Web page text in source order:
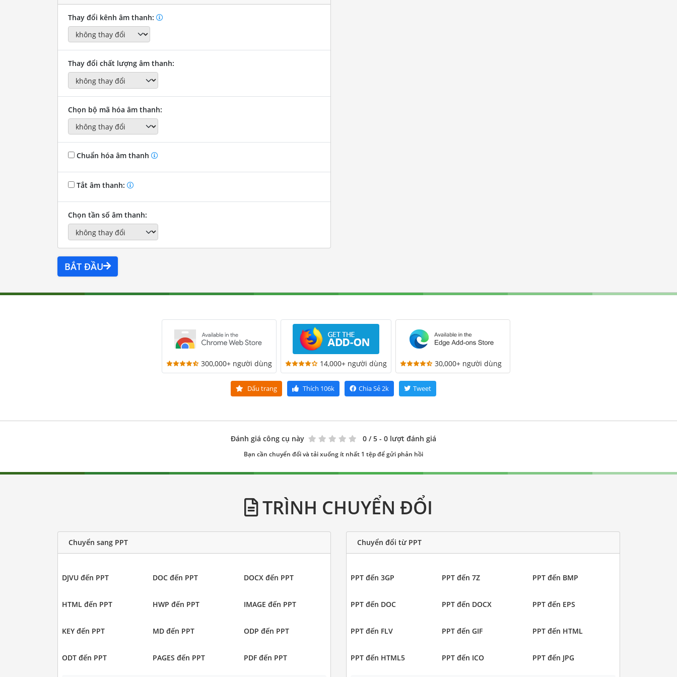
Thay đổi kênh âm thanh:
Thay đổi chất lượng âm thanh:
Chọn bộ mã hóa âm thanh:
Chuẩn hóa âm thanh
Tắt âm thanh:
Chọn tần số âm thanh:
BẮT ĐẦU
300,000+ người dùng 14,000+ người dùng 30,000+ người dùng
Dấu trang Thích 106k Chia Sẻ2k Tweet
Đánh giá công cụ này 0 / 5 - 0 lượt đánh giá
Bạn cần chuyển đổi và tải xuống ít nhất 1 tệp để gửi phản hồi
TRÌNH CHUYỂN ĐỔI
Chuyển sang PPT
DJVU đến PPT DOC đến PPT DOCX đến PPT
HTML đến PPT HWP đến PPT IMAGE đến PPT
KEY đến PPT MD đến PPT ODP đến PPT
ODT đến PPT PAGES đến PPT PDF đến PPT
Chuyển đổi từ PPT
PPT đến 3GP PPT đến 7Z PPT đến BMP
PPT đến DOC PPT đến DOCX PPT đến EPS
PPT đến FLV PPT đến GIF PPT đến HTML
PPT đến HTML5 PPT đến ICO PPT đến JPG